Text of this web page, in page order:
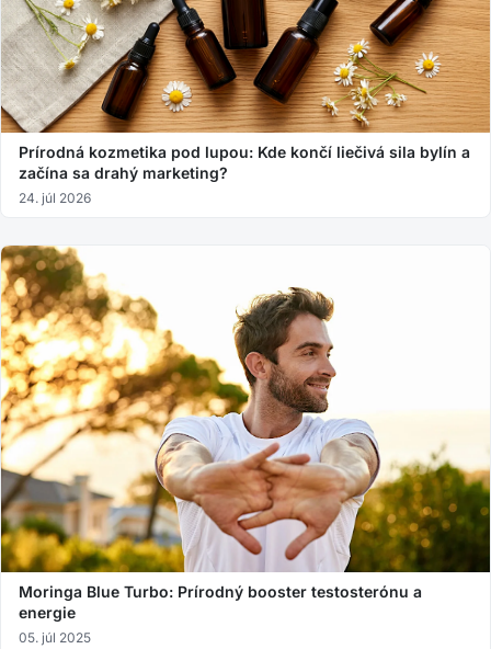
Prírodná kozmetika pod lupou: Kde končí liečivá sila bylín a
začína sa drahý marketing?
24. júl 2026
Moringa Blue Turbo: Prírodný booster testosterónu a
energie
05. júl 2025